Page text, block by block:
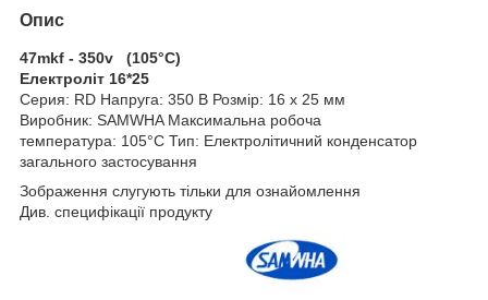
Опис
47mkf - 350v (105°C)
Електроліт 16*25
Серия: RD Напруга: 350 В Розмір: 16 x 25 мм
Виробник: SAMWHA Максимальна робоча
температура: 105°C Тип: Електролітичний конденсатор
загального застосування
Зображення слугують тільки для ознайомлення
Див. специфікації продукту